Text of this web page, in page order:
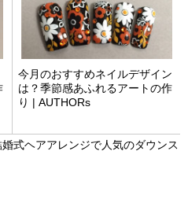
今月のおすすめネイルデザイン
は？季節感あふれるアートの作
り | AUTHORs
式ヘアアレンジで人気のダウンス